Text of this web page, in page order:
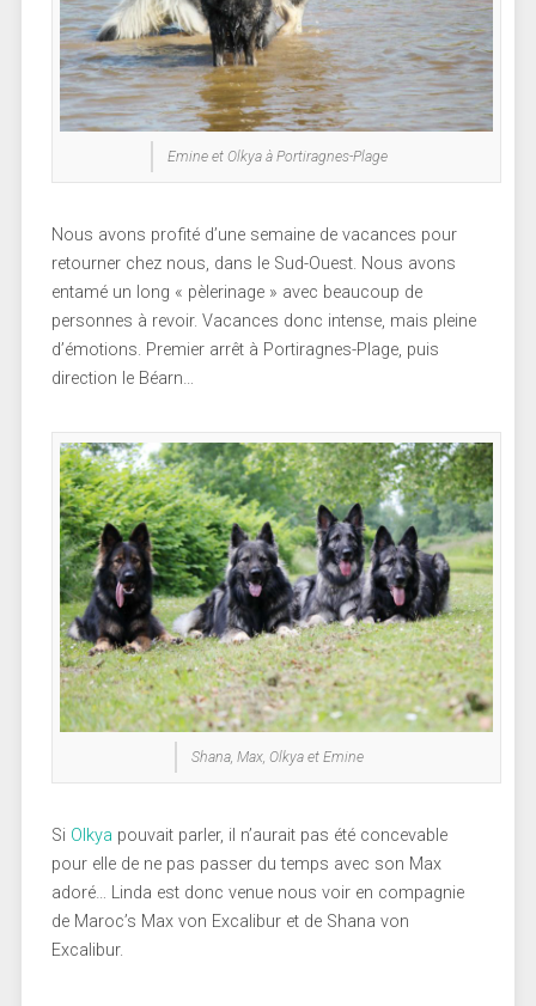
Emine et Olkya à Portiragnes-Plage
Nous avons profité d’une semaine de vacances pour
retourner chez nous, dans le Sud-Ouest. Nous avons
entamé un long « pèlerinage » avec beaucoup de
personnes à revoir. Vacances donc intense, mais pleine
d’émotions. Premier arrêt à Portiragnes-Plage, puis
direction le Béarn…
Shana, Max, Olkya et Emine
Si Olkya pouvait parler, il n’aurait pas été concevable
pour elle de ne pas passer du temps avec son Max
adoré… Linda est donc venue nous voir en compagnie
de Maroc’s Max von Excalibur et de Shana von
Excalibur.